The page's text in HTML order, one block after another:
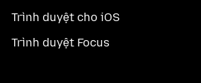
Trình duyệt cho iOS
Trình duyệt Focus